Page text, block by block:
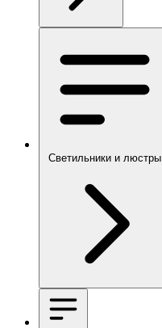
Светильники и люстры